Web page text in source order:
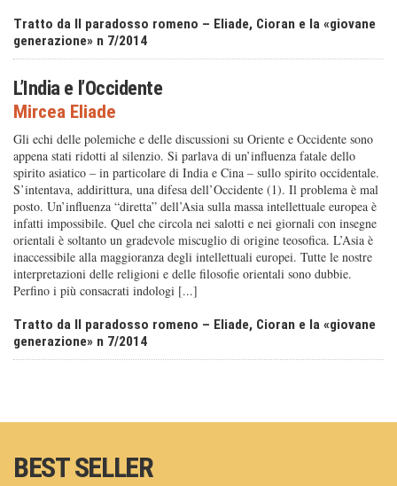
Tratto da Il paradosso romeno – Eliade, Cioran e la «giovane
generazione» n 7/2014
L’India e l’Occidente
Mircea Eliade
Gli echi delle polemiche e delle discussioni su Oriente e Occidente sono
appena stati ridotti al silenzio. Si parlava di un’influenza fatale dello
spirito asiatico – in particolare di India e Cina – sullo spirito occidentale.
S’intentava, addirittura, una difesa dell’Occidente (1). Il problema è mal
posto. Un’influenza “diretta” dell’Asia sulla massa intellettuale europea è
infatti impossibile. Quel che circola nei salotti e nei giornali con insegne
orientali è soltanto un gradevole miscuglio di origine teosofica. L’Asia è
inaccessibile alla maggioranza degli intellettuali europei. Tutte le nostre
interpretazioni delle religioni e delle filosofie orientali sono dubbie.
Perfino i più consacrati indologi [...]
Tratto da Il paradosso romeno – Eliade, Cioran e la «giovane
generazione» n 7/2014
BEST SELLER